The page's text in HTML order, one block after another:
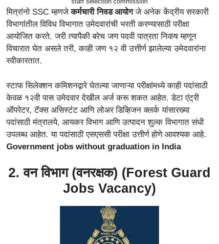
मित्रांनो SSC म्हणजेकर्मचारी निवड आयोगजे अनेक केंद्रीय सरकारी
विभागांतील विविध विभागात उमेदवारांची भरती करण्यासाठी परीक्षा
आयोजित करते. जरी त्यापैकी बरेच जण पदवी पात्रता निकष म्हणून
विचारात घेत असले तरी, काही जण १२ वी उत्तीर्ण झालेल्या उमेदवारांना
स्वीकारतात.
स्टाफ सिलेक्शन कमिशनद्वारे घेतल्या जाणाऱ्या परीक्षांमध्ये काही पदांसाठी
केवळ १२वी पास उमेदवार देखील अर्ज करू शकत आहेत. डेटा एंट्री
ऑपरेटर, टॅक्स असिस्टंट आणि लोअर डिव्हिजन क्लर्क यांसारख्या
पदांसाठी मंत्रालये, आयकर विभाग आणि उत्पादन शुल्क विभागात संधी
उपलब्ध आहेत. या पदांसाठी एसएससी परीक्षा उत्तीर्ण होणे आवश्यक आहे.
Government jobs without graduation in India
2. वन विभाग (वनरक्षक) (Forest Guard
Jobs Vacancy)